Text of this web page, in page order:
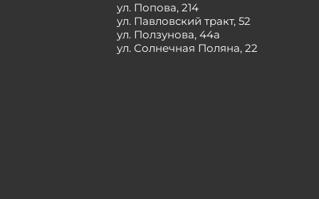
ул. Попова, 214
ул. Павловский тракт, 52
ул. Ползунова, 44а
ул. Солнечная Поляна, 22